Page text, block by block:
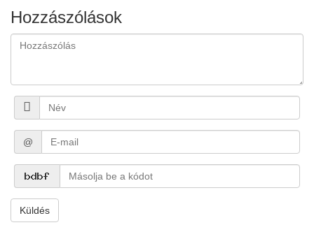
Hozzászólások
@
Küldés